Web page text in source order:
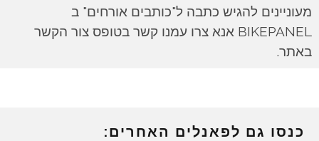
מעוניינים להגיש כתבה ל"כותבים אורחים" ב
BIKEPANEL אנא צרו עמנו קשר בטופס צור הקשר
באתר.
כנסו גם לפאנלים האחרים: